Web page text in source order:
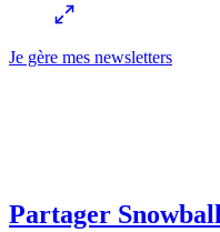
Je gère mes newsletters
Partager